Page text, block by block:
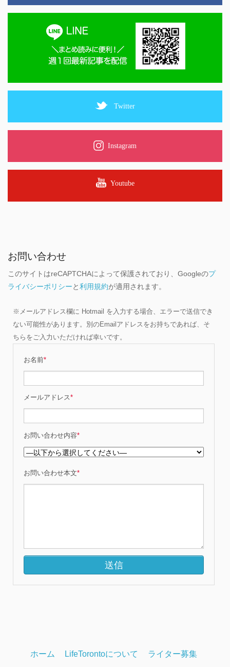
Twitter
Instagram
Youtube
お問い合わせ
このサイトはreCAPTCHAによって保護されており、Googleのプ
ライバシーポリシーと利用規約が適用されます。
※メールアドレス欄に Hotmail を入力する場合、エラーで送信でき
ない可能性があります。別のEmailアドレスをお持ちであれば、そ
ちらをご入力いただければ幸いです。
お名前*
メールアドレス*
お問い合わせ内容*
お問い合わせ本文*
ホーム LifeTorontoについて ライター募集